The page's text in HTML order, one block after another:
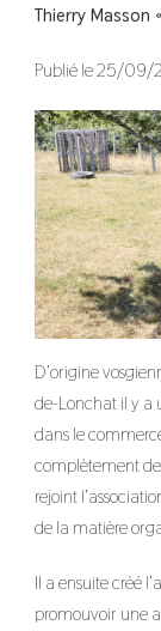
Thierry Masson
Publié le 25/09/
D’origine
de-Lonchat il y a
dans le
complètement
rejoint
de la matière
Il a ensuite créé
promouvoir une